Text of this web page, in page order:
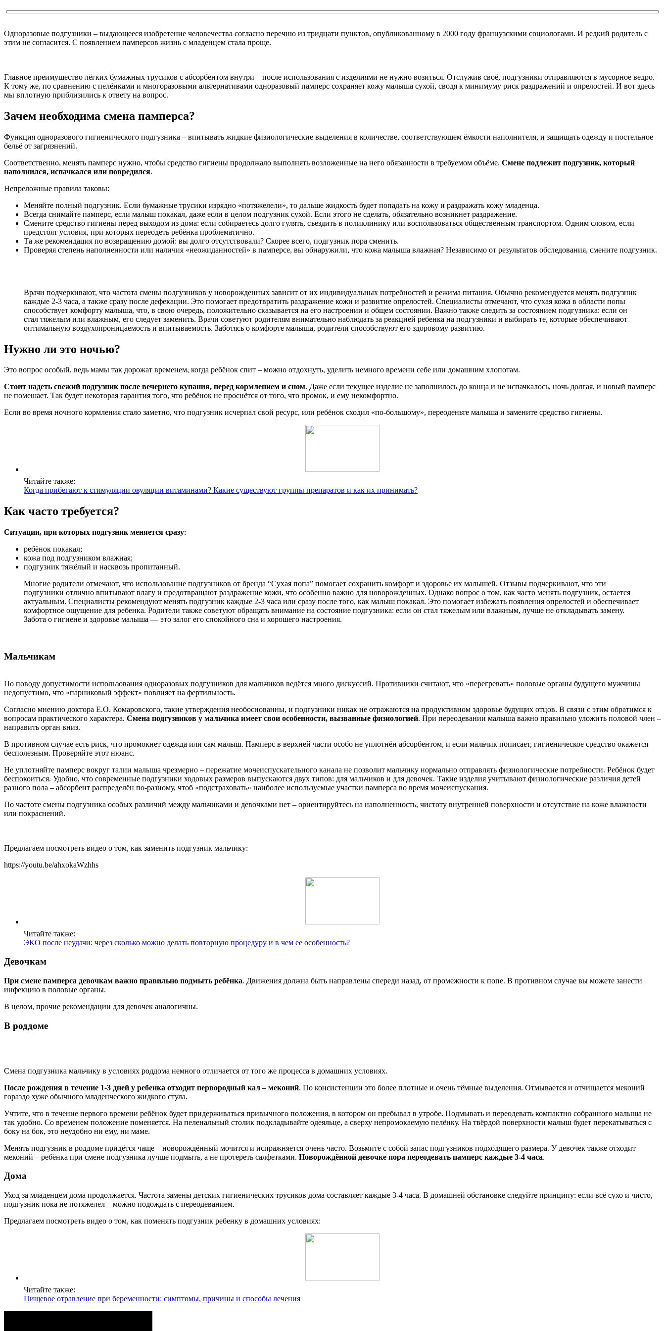
Одноразовые подгузники – выдающееся изобретение человечества согласно перечню из тридцати пунктов, опубликованному в 2000 году французскими социологами. И редкий родитель с
этим не согласится. С появлением памперсов жизнь с младенцем стала проще.
Главное преимущество лёгких бумажных трусиков с абсорбентом внутри – после использования с изделиями не нужно возиться. Отслужив своё, подгузники отправляются в мусорное ведро.
К тому же, по сравнению с пелёнками и многоразовыми альтернативами одноразовый памперс сохраняет кожу малыша сухой, сводя к минимуму риск раздражений и опрелостей. И вот здесь
мы вплотную приблизились к ответу на вопрос.
Зачем необходима смена памперса?
Функция одноразового гигиенического подгузника – впитывать жидкие физиологические выделения в количестве, соответствующем ёмкости наполнителя, и защищать одежду и постельное
бельё от загрязнений.
Соответственно, менять памперс нужно, чтобы средство гигиены продолжало выполнять возложенные на него обязанности в требуемом объёме. Смене подлежит подгузник, который
наполнился, испачкался или повредился.
Непреложные правила таковы:
Меняйте полный подгузник. Если бумажные трусики изрядно «потяжелели», то дальше жидкость будет попадать на кожу и раздражать кожу младенца.
Всегда снимайте памперс, если малыш покакал, даже если в целом подгузник сухой. Если этого не сделать, обязательно возникнет раздражение.
Смените средство гигиены перед выходом из дома: если собираетесь долго гулять, съездить в поликлинику или воспользоваться общественным транспортом. Одним словом, если
предстоят условия, при которых переодеть ребёнка проблематично.
Та же рекомендация по возвращению домой: вы долго отсутствовали? Скорее всего, подгузник пора сменить.
Проверяя степень наполненности или наличия «неожиданностей» в памперсе, вы обнаружили, что кожа малыша влажная? Независимо от результатов обследования, смените подгузник.
Врачи подчеркивают, что частота смены подгузников у новорожденных зависит от их индивидуальных потребностей и режима питания. Обычно рекомендуется менять подгузник
каждые 2-3 часа, а также сразу после дефекации. Это помогает предотвратить раздражение кожи и развитие опрелостей. Специалисты отмечают, что сухая кожа в области попы
способствует комфорту малыша, что, в свою очередь, положительно сказывается на его настроении и общем состоянии. Важно также следить за состоянием подгузника: если он
стал тяжелым или влажным, его следует заменить. Врачи советуют родителям внимательно наблюдать за реакцией ребенка на подгузники и выбирать те, которые обеспечивают
оптимальную воздухопроницаемость и впитываемость. Заботясь о комфорте малыша, родители способствуют его здоровому развитию.
Нужно ли это ночью?
Это вопрос особый, ведь мамы так дорожат временем, когда ребёнок спит – можно отдохнуть, уделить немного времени себе или домашним хлопотам.
Стоит надеть свежий подгузник после вечернего купания, перед кормлением и сном. Даже если текущее изделие не заполнилось до конца и не испачкалось, ночь долгая, и новый памперс
не помешает. Так будет некоторая гарантия того, что ребёнок не проснётся от того, что промок, и ему некомфортно.
Если во время ночного кормления стало заметно, что подгузник исчерпал свой ресурс, или ребёнок сходил «по-большому», переоденьте малыша и замените средство гигиены.
Читайте также:
Когда прибегают к стимуляции овуляции витаминами? Какие существуют группы препаратов и как их принимать?
Как часто требуется?
Ситуации, при которых подгузник меняется сразу:
ребёнок покакал;
кожа под подгузником влажная;
подгузник тяжёлый и насквозь пропитанный.
Многие родители отмечают, что использование подгузников от бренда “Сухая попа” помогает сохранить комфорт и здоровье их малышей. Отзывы подчеркивают, что эти
подгузники отлично впитывают влагу и предотвращают раздражение кожи, что особенно важно для новорожденных. Однако вопрос о том, как часто менять подгузник, остается
актуальным. Специалисты рекомендуют менять подгузник каждые 2-3 часа или сразу после того, как малыш покакал. Это помогает избежать появления опрелостей и обеспечивает
комфортное ощущение для ребенка. Родители также советуют обращать внимание на состояние подгузника: если он стал тяжелым или влажным, лучше не откладывать замену.
Забота о гигиене и здоровье малыша — это залог его спокойного сна и хорошего настроения.
Мальчикам
По поводу допустимости использования одноразовых подгузников для мальчиков ведётся много дискуссий. Противники считают, что «перегревать» половые органы будущего мужчины
недопустимо, что «парниковый эффект» повлияет на фертильность.
Согласно мнению доктора Е.О. Комаровского, такие утверждения необоснованны, и подгузники никак не отражаются на продуктивном здоровье будущих отцов. В связи с этим обратимся к
вопросам практического характера. Смена подгузников у мальчика имеет свои особенности, вызванные физиологией. При переодевании малыша важно правильно уложить половой член –
направить орган вниз.
В противном случае есть риск, что промокнет одежда или сам малыш. Памперс в верхней части особо не уплотнён абсорбентом, и если мальчик пописает, гигиеническое средство окажется
бесполезным. Проверяйте этот нюанс.
Не уплотняйте памперс вокруг талии малыша чрезмерно – пережатие мочеиспускательного канала не позволит мальчику нормально отправлять физиологические потребности. Ребёнок будет
беспокоиться. Удобно, что современные подгузники ходовых размеров выпускаются двух типов: для мальчиков и для девочек. Такие изделия учитывают физиологические различия детей
разного пола – абсорбент распределён по-разному, чтоб «подстраховать» наиболее используемые участки памперса во время мочеиспускания.
По частоте смены подгузника особых различий между мальчиками и девочками нет – ориентируйтесь на наполненность, чистоту внутренней поверхности и отсутствие на коже влажности
или покраснений.
Предлагаем посмотреть видео о том, как заменить подгузник мальчику:
https://youtu.be/ahxokaWzhhs
Читайте также:
ЭКО после неудачи: через сколько можно делать повторную процедуру и в чем ее особенность?
Девочкам
При смене памперса девочкам важно правильно подмыть ребёнка. Движения должна быть направлены спереди назад, от промежности к попе. В противном случае вы можете занести
инфекцию в половые органы.
В целом, прочие рекомендации для девочек аналогичны.
В роддоме
Смена подгузника мальчику в условиях роддома немного отличается от того же процесса в домашних условиях.
После рождения в течение 1-3 дней у ребенка отходит первородный кал – меконий. По консистенции это более плотные и очень тёмные выделения. Отмывается и отчищается меконий
гораздо хуже обычного младенческого жидкого стула.
Учтите, что в течение первого времени ребёнок будет придерживаться привычного положения, в котором он пребывал в утробе. Подмывать и переодевать компактно собранного малыша не
так удобно. Со временем положение поменяется. На пеленальный столик подкладывайте одеяльце, а сверху непромокаемую пелёнку. На твёрдой поверхности малыш будет перекатываться с
боку на бок, это неудобно ни ему, ни маме.
Менять подгузник в роддоме придётся чаще – новорождённый мочится и испражняется очень часто. Возьмите с собой запас подгузников подходящего размера. У девочек также отходит
меконий – ребёнка при смене подгузника лучше подмыть, а не протереть салфетками. Новорождённой девочке пора переодевать памперс каждые 3-4 часа.
Дома
Уход за младенцем дома продолжается. Частота замены детских гигиенических трусиков дома составляет каждые 3-4 часа. В домашней обстановке следуйте принципу: если всё сухо и чисто,
подгузник пока не потяжелел – можно подождать с переодеванием.
Предлагаем посмотреть видео о том, как поменять подгузник ребенку в домашних условиях:
Читайте также:
Пищевое отравление при беременности: симптомы, причины и способы лечения